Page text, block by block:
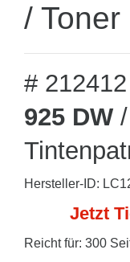
/ Toner
#
925 DW
Hersteller-ID:
Jetzt
Reicht für: 300